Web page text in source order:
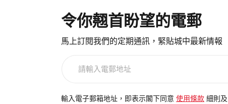
令你翹首盼望的電郵
馬上訂閱我們的定期通訊，緊貼城中最新情報
電
輸入電子郵箱地址，即表示閣下同意 使用條款 細則及